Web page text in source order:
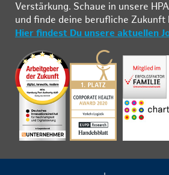
Ver­stär­kung. Schau­e in un­se­re
und fin­de deine be­ruf­li­che Zu­kunft
Hier findest Du unsere aktuellen